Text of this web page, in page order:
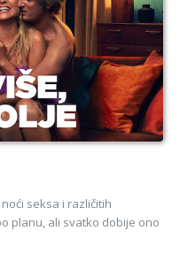
seksa i različitih
planu, ali svatko dobije ono